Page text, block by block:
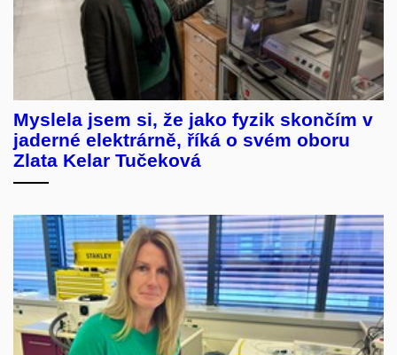
Myslela jsem si, že jako fyzik skončím v
jaderné elektrárně, říká o svém oboru
Zlata Kelar Tučeková